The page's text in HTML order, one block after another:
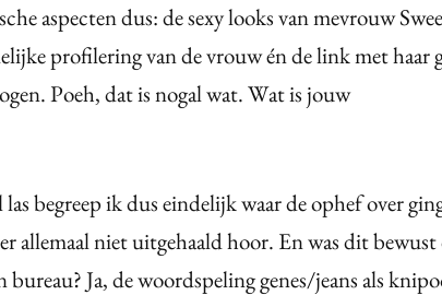
aspecten dus: de sexy looks van mevrouw
profilering van de vrouw én de link met haar
Poeh, dat is nogal wat. Wat is jouw
begreep ik dus eindelijk waar de ophef over
allemaal niet uitgehaald hoor. En was dit bewust
Ja, de woordspeling genes/jeans als